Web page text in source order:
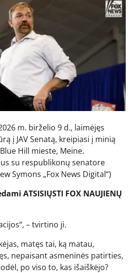
m. birželio 9 d., laimėjęs
į JAV Senatą, kreipiasi į minią
Hill mieste, Meine.
su respublikonų senatore
Symons „Fox News Digital“)
ATSISIŲSTI FOX NAUJIENŲ
– tvirtino ji.
matęs tai, ką matau,
nepaisant asmeninės patirties,
po viso to, kas išaiškėjo?